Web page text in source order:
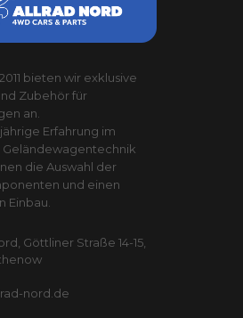
bieten wir exklusive
Zubehör für
an.
Erfahrung im
die Auswahl der
und einen
Einbau.
Göttliner Straße 14-15,
nord.de